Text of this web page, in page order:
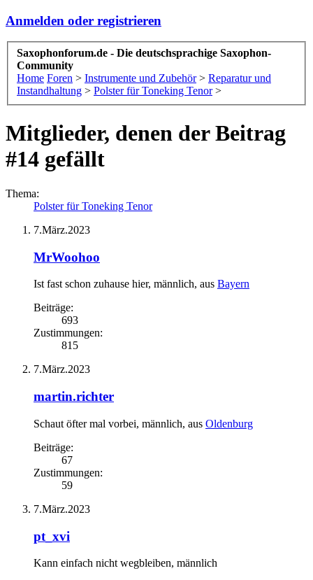
Anmelden oder registrieren
Saxophonforum.de - Die deutschsprachige Saxophon-
Community
Home Foren > Instrumente und Zubehör > Reparatur und
Instandhaltung > Polster für Toneking Tenor >
Mitglieder, denen der Beitrag
#14 gefällt
Thema:
Polster für Toneking Tenor
7.März.2023
MrWoohoo
Ist fast schon zuhause hier, männlich, aus Bayern
Beiträge:
693
Zustimmungen:
815
7.März.2023
martin.richter
Schaut öfter mal vorbei, männlich, aus Oldenburg
Beiträge:
67
Zustimmungen:
59
7.März.2023
pt_xvi
Kann einfach nicht wegbleiben, männlich